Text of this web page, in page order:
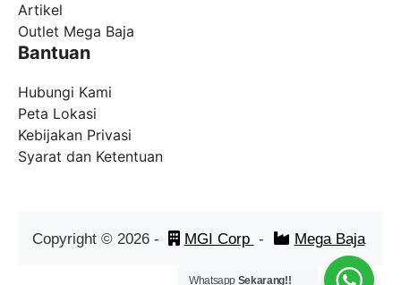
Artikel
Outlet Mega Baja
Bantuan
Hubungi Kami
Peta Lokasi
Kebijakan Privasi
Syarat dan Ketentuan
Copyright © 2026- MGI Corp - Mega Baja
Whatsapp Sekarang!!